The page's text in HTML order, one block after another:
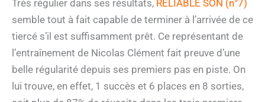
Très régulier dans ses résultats, RELIABLE SON (n°7)
semble tout à fait capable de terminer à l’arrivée de ce
tiercé s’il est suffisamment prêt. Ce représentant de
l’entraînement de Nicolas Clément fait preuve d’une
belle régularité depuis ses premiers pas en piste. On
lui trouve, en effet, 1 succès et 6 places en 8 sorties,